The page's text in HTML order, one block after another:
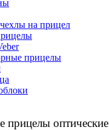
на прицел
прицелы
прицелы